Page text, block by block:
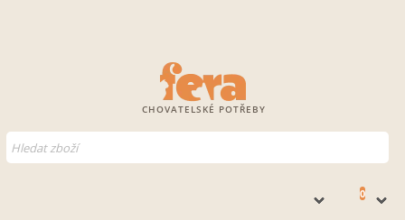
CHOVATELSKÉ POTŘEBY
0